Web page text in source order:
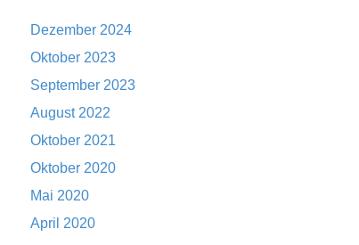
Dezember 2024
Oktober 2023
September 2023
August 2022
Oktober 2021
Oktober 2020
Mai 2020
April 2020